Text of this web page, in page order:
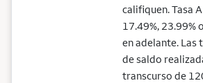
califiquen. Tasa
17.49%, 23.99%
en adelante. Las
de saldo
transcurso de